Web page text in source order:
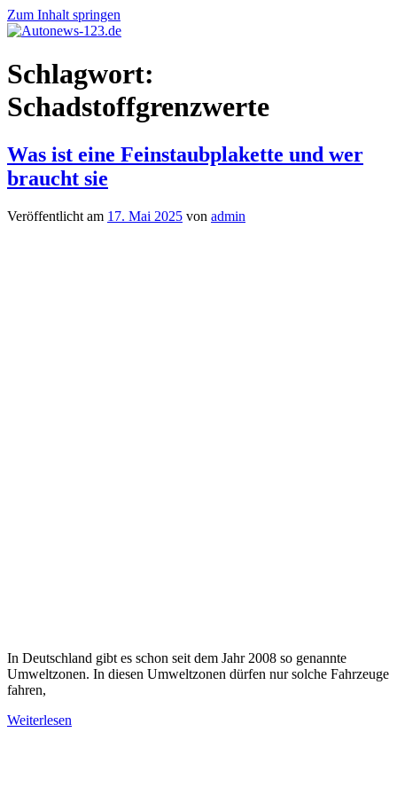
Zum Inhalt springen
Autonews-
123.de
Autonews
mit
Schlagwort:
Schadstoffgrenzwerte
Was ist eine Feinstaubplakette und wer
braucht sie
Veröffentlicht am 17. Mai 2025 von admin
In Deutschland gibt es schon seit dem Jahr 2008 so genannte
Umweltzonen. In diesen Umweltzonen dürfen nur solche Fahrzeuge
fahren,
Weiterlesen